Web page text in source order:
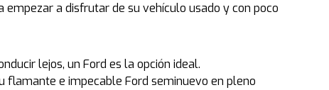
a disfrutar de su vehículo usado y con poco
lejos, un Ford es la opción ideal.
flamante e impecable Ford seminuevo en pleno